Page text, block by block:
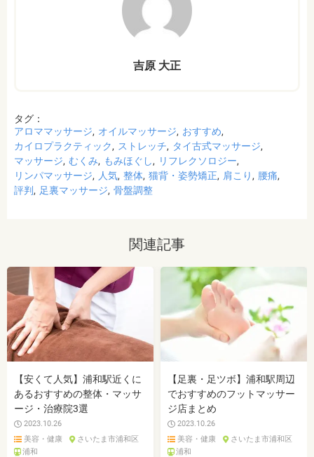
吉原 大正
タグ：
アロママッサージ
オイルマッサージ
おすすめ
カイロプラクティック
ストレッチ
タイ古式マッサージ
マッサージ むくみ もみほぐし
リフレクソロジー
リンパマッサージ
人気 整体 猫背・姿勢矯正 肩こり
腰痛
評判
足裏マッサージ 骨盤調整
関連記事
【安くて人気】浦和駅近くに
あるおすすめの整体・マッサ
ージ・治療院3選
2023.10.26
美容・健康
さいたま市浦和区
浦和
【足裏・足ツボ】浦和駅周辺
でおすすめのフットマッサー
ジ店まとめ
2023.10.26
美容・健康
さいたま市浦和区
浦和